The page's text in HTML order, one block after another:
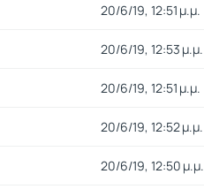
20/6/19, 12:51 μ.μ.
20/6/19, 12:53 μ.μ.
20/6/19, 12:51 μ.μ.
20/6/19, 12:52 μ.μ.
20/6/19, 12:50 μ.μ.